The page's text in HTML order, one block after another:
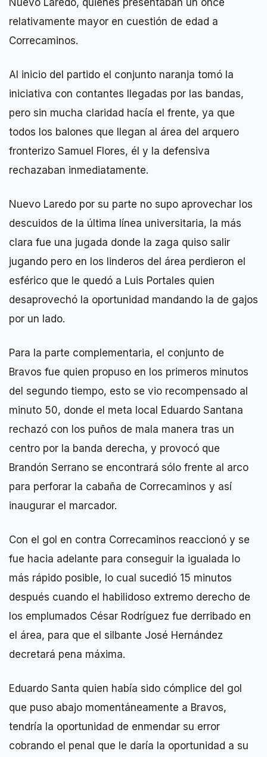
relativamente mayor en cuestión de edad a
Correcaminos.
Al inicio del partido el conjunto naranja tomó la
iniciativa con contantes llegadas por las bandas,
pero sin mucha claridad hacía el frente, ya que
todos los balones que llegan al área del arquero
fronterizo Samuel Flores, él y la defensiva
rechazaban inmediatamente.
Nuevo Laredo por su parte no supo aprovechar los
descuidos de la última línea universitaria, la más
clara fue una jugada donde la zaga quiso salir
jugando pero en los linderos del área perdieron el
esférico que le quedó a Luis Portales quien
desaprovechó la oportunidad mandando la de gajos
por un lado.
Para la parte complementaria, el conjunto de
Bravos fue quien propuso en los primeros minutos
del segundo tiempo, esto se vio recompensado al
minuto 50, donde el meta local Eduardo Santana
rechazó con los puños de mala manera tras un
centro por la banda derecha, y provocó que
Brandón Serrano se encontrará sólo frente al arco
para perforar la cabaña de Correcaminos y así
inaugurar el marcador.
Con el gol en contra Correcaminos reaccionó y se
fue hacia adelante para conseguir la igualada lo
más rápido posible, lo cual sucedió 15 minutos
después cuando el habilidoso extremo derecho de
los emplumados César Rodríguez fue derribado en
el área, para que el silbante José Hernández
decretará pena máxima.
Eduardo Santa quien había sido cómplice del gol
que puso abajo momentáneamente a Bravos,
tendría la oportunidad de enmendar su error
cobrando el penal que le daría la oportunidad a su